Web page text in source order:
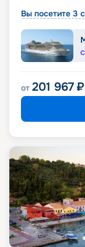
Вы посетите 3
от 201 967 ₽